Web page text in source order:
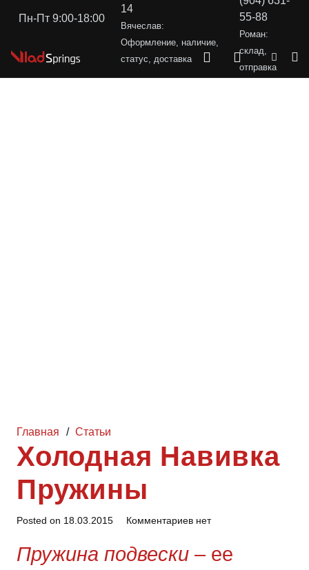
Пн-Пт 9:00-18:00
14
Вячеслав:
Оформление, наличие,
статус, доставка
55-88
Роман:
склад,
отправка
Главная / Статьи
Холодная Навивка
Пружины
Posted on 18.03.2015 Комментариев нет
Пружина подвески – ее